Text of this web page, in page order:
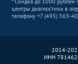
центры диагностики в
телефону +7 (495) 363-
2014-
ИНН